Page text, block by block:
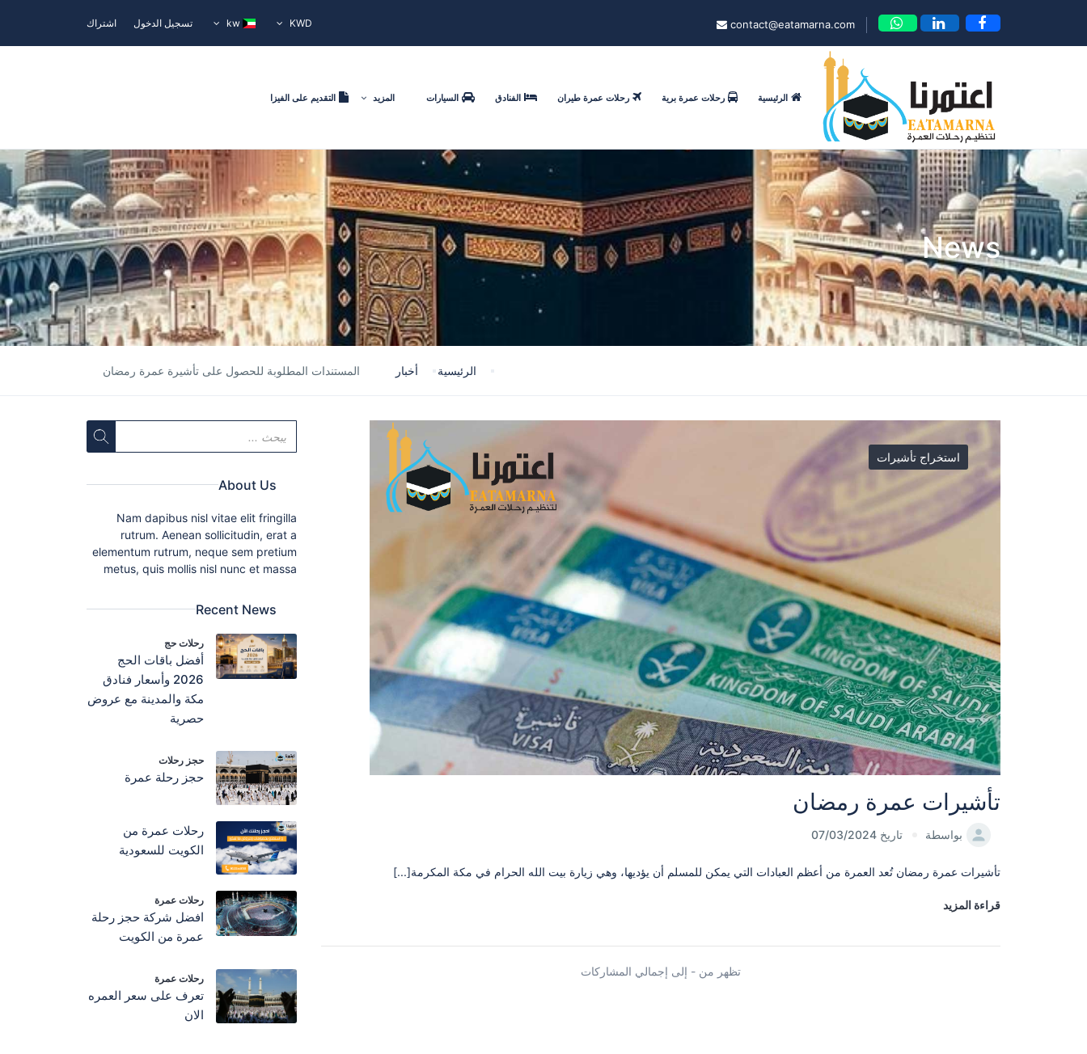
contact@eatamarna.com
KWD تسجيل الدخول اشتراك
الرئيسية رحلات عمرة برية رحلات عمرة طيران الفنادق السيارات المزيد التقديم على الفيزا
News
الرئيسية أخبار المستندات المطلوبة للحصول على تأشيرة عمرة رمضان
استخراج تأشيرات
تأشيرات عمرة رمضان
بواسطة تاريخ 07/03/2024
تأشيرات عمرة رمضان تُعد العمرة من أعظم العبادات التي يمكن للمسلم أن يؤديها، وهي زيارة بيت الله الحرام في مكة المكرمة[...]
قراءة المزيد
تظهر من - إلى إجمالي المشاركات
About Us
Nam dapibus nisl vitae elit fringilla
rutrum. Aenean sollicitudin, erat a
elementum rutrum, neque sem pretium
metus, quis mollis nisl nunc et massa
Recent News
رحلات حج
أفضل باقات الحج
2026 وأسعار فنادق
مكة والمدينة مع عروض
حصرية
حجز رحلات
حجز رحلة عمرة
رحلات عمرة من
الكويت للسعودية
رحلات عمرة
افضل شركة حجز رحلة
عمرة من الكويت
رحلات عمرة
تعرف على سعر العمره
الان